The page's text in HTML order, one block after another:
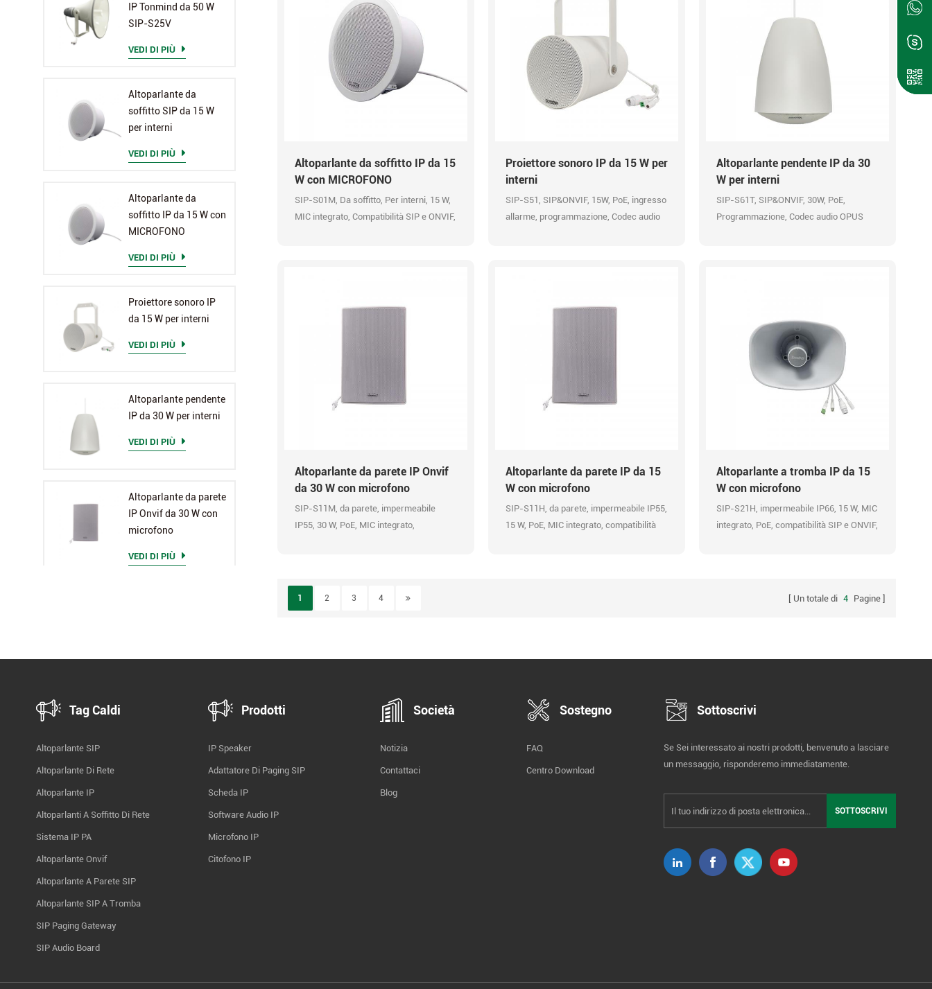
IP Tonmind da 50 W
SIP-S25V
VEDI DI PIÙ
Altoparlante da
soffitto SIP da 15 W
per interni
VEDI DI PIÙ
Altoparlante da
soffitto IP da 15 W con
MICROFONO
VEDI DI PIÙ
Proiettore sonoro IP
da 15 W per interni
VEDI DI PIÙ
Altoparlante pendente
IP da 30 W per interni
VEDI DI PIÙ
Altoparlante da parete
IP Onvif da 30 W con
microfono
VEDI DI PIÙ
Altoparlante da soffitto IP da 15
W con MICROFONO
SIP-S01M, Da soffitto, Per interni, 15 W,
MIC integrato, Compatibilità SIP e ONVIF,
Proiettore sonoro IP da 15 W per
interni
SIP-S51, SIP&ONVIF, 15W, PoE, ingresso
allarme, programmazione, Codec audio
Altoparlante pendente IP da 30
W per interni
SIP-S61T, SIP&ONVIF, 30W, PoE,
Programmazione, Codec audio OPUS
Altoparlante da parete IP Onvif
da 30 W con microfono
SIP-S11M, da parete, impermeabile
IP55, 30 W, PoE, MIC integrato,
trasmissione HD
Altoparlante da parete IP da 15
W con microfono
SIP-S11H, da parete, impermeabile IP55,
15 W, PoE, MIC integrato, compatibilità
Altoparlante a tromba IP da 15
W con microfono
SIP-S21H, impermeabile IP66, 15 W, MIC
integrato, PoE, compatibilità SIP e ONVIF,
1 2 3 4 Un totale di 4 Pagine
Tag Caldi
Altoparlante SIP
Altoparlante Di Rete
Altoparlante IP
Altoparlanti A Soffitto Di Rete
Sistema IP PA
Altoparlante Onvif
Altoparlante A Parete SIP
Altoparlante SIP A Tromba
SIP Paging Gateway
SIP Audio Board
Prodotti
IP Speaker
Adattatore Di Paging SIP
Scheda IP
Software Audio IP
Microfono IP
Citofono IP
Società
Notizia
Contattaci
Blog
Sostegno
FAQ
Centro Download
Sottoscrivi
Se Sei interessato ai nostri prodotti, benvenuto a lasciare
un messaggio, risponderemo immediatamente.